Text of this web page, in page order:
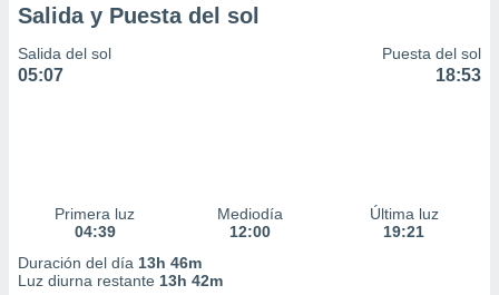
Salida y Puesta del sol
Salida del sol
05:07
Puesta del sol
18:53
Primera luz
04:39
Mediodía
12:00
Última luz
19:21
Duración del día 13h 46m
Luz diurna restante 13h 42m